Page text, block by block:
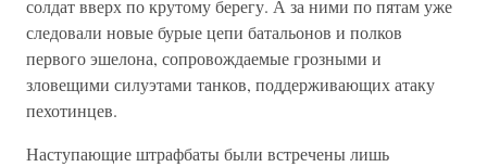
солдат вверх по крутому берегу. А за ними по пятам уже
следовали новые бурые цепи батальонов и полков
первого эшелона, сопровождаемые грозными и
зловещими силуэтами танков, поддерживающих атаку
пехотинцев.
Наступающие штрафбаты были встречены лишь